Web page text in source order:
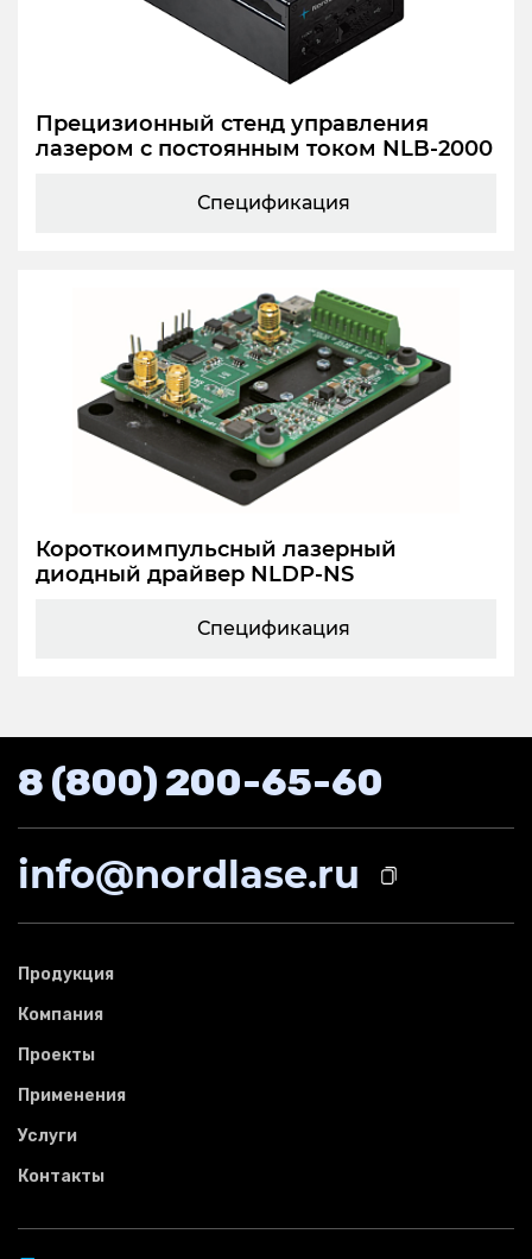
Прецизионный стенд управления
лазером с постоянным током NLB-2000
Спецификация
Короткоимпульсный лазерный
диодный драйвер NLDP-NS
Спецификация
8 (800) 200-65-60
info@nordlase.ru
Продукция
Компания
Проекты
Применения
Услуги
Контакты